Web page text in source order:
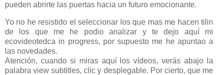
pueden abrirte las puertas hacia un futuro emocionante.
Yo no he resistido el seleccionar los que mas me hacen tilin
de los que me he podio analizar y te dejo aquí mi
ecovideotedca in progress, por supuesto me he apuntao a
las novedades.
Atención, cuando si miras aquí los vídeos, verás abajo la
palabra view subtitles, clic y desplegable. Por cierto, que me